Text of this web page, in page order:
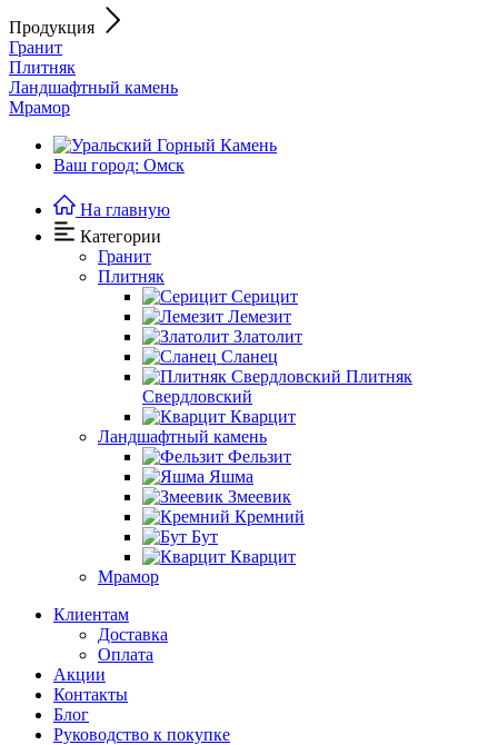
Продукция
Гранит
Плитняк
Ландшафтный камень
Мрамор
Ваш город: Омск
На главную
Категории
Гранит
Плитняк
Серицит
Лемезит
Златолит
Сланец
Плитняк
Свердловский
Кварцит
Ландшафтный камень
Фельзит
Яшма
Змеевик
Кремний
Бут
Кварцит
Мрамор
Клиентам
Доставка
Оплата
Акции
Контакты
Блог
Руководство к покупке